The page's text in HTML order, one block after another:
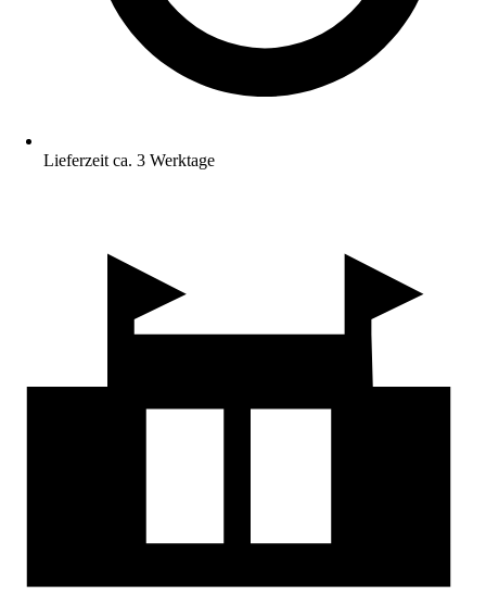
Lieferzeit ca. 3 Werktage